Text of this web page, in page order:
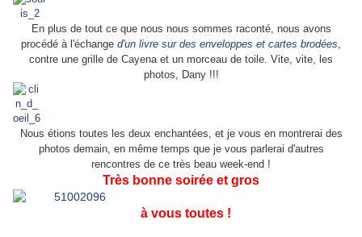
En plus de tout ce que nous nous sommes raconté, nous avons
procédé à l'échange d'un livre sur des enveloppes et cartes brodées,
contre une grille de Cayena et un morceau de toile. Vite, vite, les
photos, Dany !!!
Nous étions toutes les deux enchantées, et je vous en montrerai des
photos demain, en même temps que je vous parlerai d'autres
rencontres de ce très beau week-end !
Très bonne soirée et gros
à vous toutes !